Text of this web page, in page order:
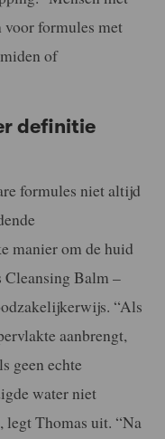
voor formules met
of
definitie
formules niet altijd
manier om de huid
Cleansing Balm –
“Als
aanbrengt,
geen echte
water niet
legt Thomas uit. “Na